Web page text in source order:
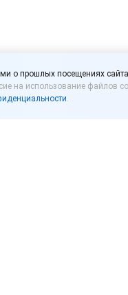
за
о прошлых посещениях
на использование файлов
.